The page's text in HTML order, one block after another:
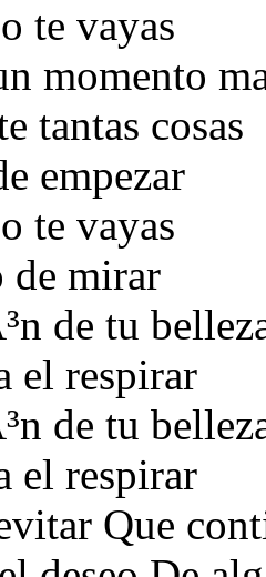
te vayas
momento
tantas cosas
empezar
te vayas
de mirar
de tu
el respirar
de tu
el respirar
Que